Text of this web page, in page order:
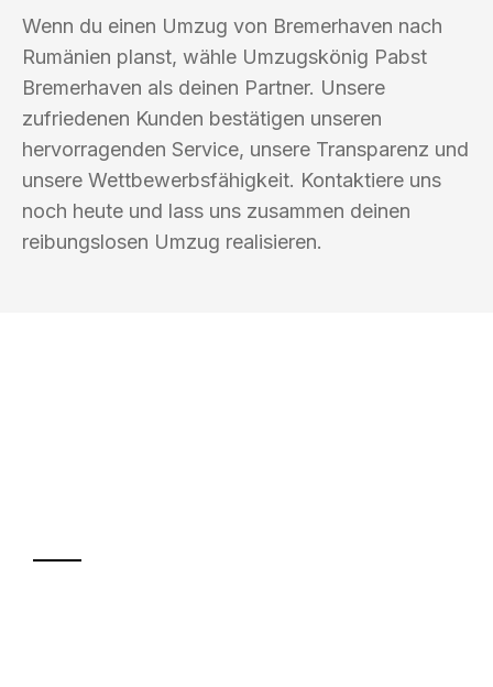
Wenn du einen Umzug von Bremerhaven nach
Rumänien planst, wähle Umzugskönig Pabst
Bremerhaven als deinen Partner. Unsere
zufriedenen Kunden bestätigen unseren
hervorragenden Service, unsere Transparenz und
unsere Wettbewerbsfähigkeit. Kontaktiere uns
noch heute und lass uns zusammen deinen
reibungslosen Umzug realisieren.